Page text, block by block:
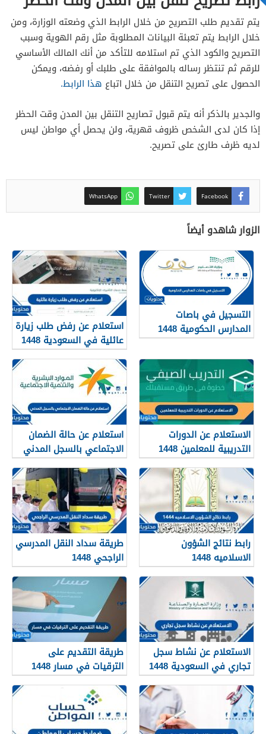
يتم تقديم طلب التصريح من خلال الرابط الذي وضعته الوزارة، ومن
خلال الرابط يتم تعبئة البيانات المطلوبة مثل رقم الهوية وسبب
التصريح والكود الذي تم استلامه للتأكد من أنك المالك الأساسي
للرقم ثم تنتظر رساله بالموافقة على طلبك أو رفضه، ويمكن
الحصول على تصريح التنقل من خلال اتباع هذا الرابط.
والجدير بالذكر أنه يتم قبول تصاريح التنقل بين المدن وقت الحظر
إذا كان لدى الشخص ظروف قهرية، ولن يحصل أي مواطن ليس
لديه ظرف طارئ على تصريح.
Facebook
Twitter
WhatsApp
الزوار شاهدو أيضاً
التسجيل في باصات
المدارس الحكومية 1448
استعلام عن رفض طلب زيارة
عائلية في السعودية 1448
الرابط والطريقة
الاستعلام عن الدورات
التدريبية للمعلمين 1448
استعلام عن حالة الضمان
الاجتماعي بالسجل المدني
1448
رابط نتائج الشؤون
الاسلاميه 1448
طريقة سداد النقل المدرسي
الراجحي 1448
الاستعلام عن نشاط سجل
تجاري في السعودية 1448
طريقة التقديم على
الترقيات في مسار 1448